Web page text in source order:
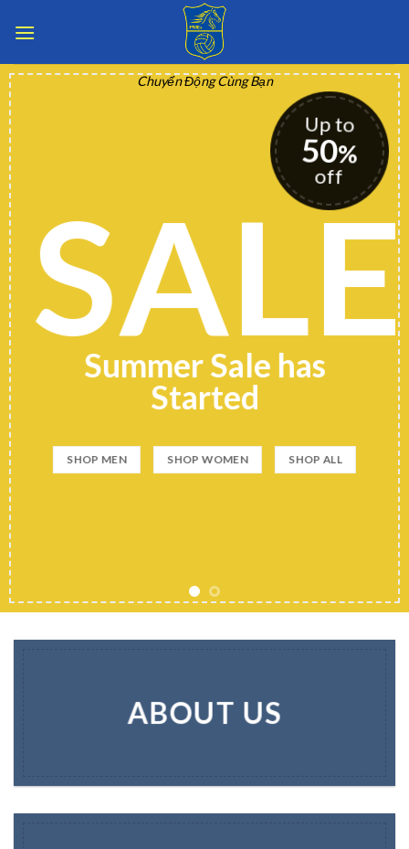
Chuyển Động Cùng Bạn
Up to
50%
off
SALE
Summer Sale has
Started
SHOP MEN SHOP WOMEN SHOP ALL
ABOUT US